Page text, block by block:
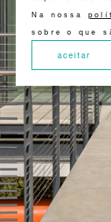
Na nossa
sobre o que
aceitar